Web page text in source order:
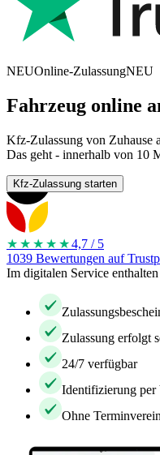
NEUOnline-ZulassungNEU
Fahrzeug online
Kfz-Zulassung von Zuhause
Das geht - innerhalb von 10
Kfz-Zulassung starten
★★★★ ★4,7 / 5
1039 Bewertungen auf
Im digitalen Service enthalten
Zulassung erfolgt
24/7 verfügbar
Identifizierung per
Ohne